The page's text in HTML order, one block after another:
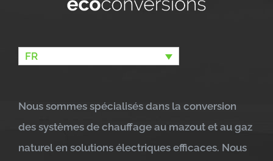
FR
Nous sommes spécialisés dans la conversion
des systèmes de chauffage au mazout et au gaz
naturel en solutions électriques efficaces. Nous